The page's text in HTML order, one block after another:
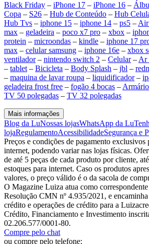
Black Friday – iPhone 17 – iPhone 16 –
Copa – S26 – Hub de Conteúdo – Hub
Hub Tvs – iphone 15 – iphone 14 – ps5 –
max – geladeira – poco x7 pro – xbox –
protein – microondas – kindle – iphone 17
max – celular samsung – iphone 16e – xbox
ventilador– nintendo switch 2 – Celular– Ar
– tablet – Bicicleta – Body Splash – jbl –
– maquina de lavar roupa – liquidificador–
geladeira frost free – fogão 4 bocas –
TV 50 polegadas – TV 32 polegadas
Mais informações
Blog da LuNossas lojasWhatsApp da Lu
lojaRegulamentoAcessibilidadeSegurança e
Preços e condições de pagamento exclusivos
internet, podendo variar nas lojas físicas.
de até 5 peças de cada produto por cliente,
estoques para internet. Caso os produtos
valores, o preço válido é o da sacola de
O Magazine Luiza atua como
Resolução CMN nº 4.935/2021, e
crédito e operações de crédito para a
Crédito, Financiamento e Investimento
02.206.577/0001-80.
Compre pelo chat
ou compre pelo telefone: